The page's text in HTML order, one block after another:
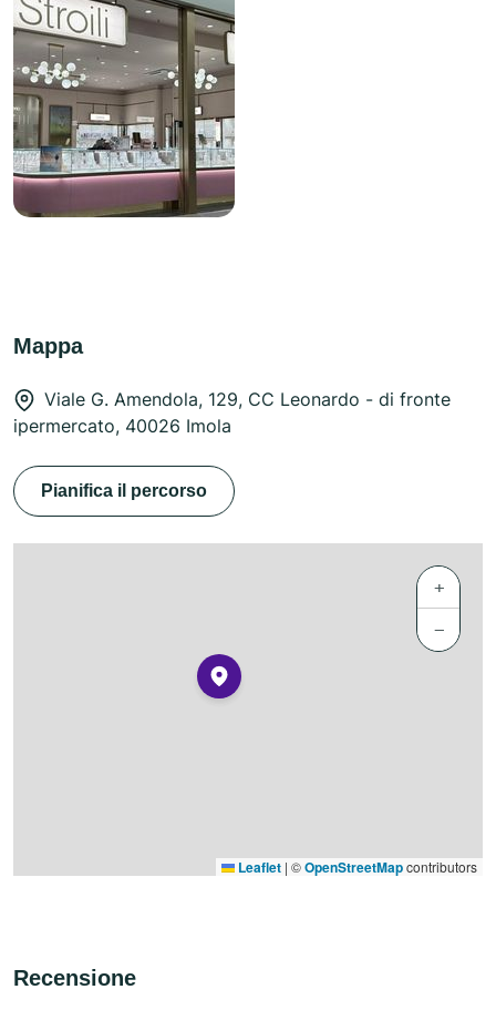
Mappa
Viale G. Amendola, 129, CC Leonardo - di fronte
ipermercato, 40026 Imola
Pianifica il percorso
+
−
Leaflet | ©OpenStreetMapcontributors
Recensione